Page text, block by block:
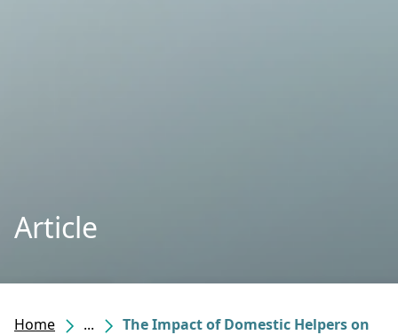
Article
Home ...
The Impact of Domestic Helpers on